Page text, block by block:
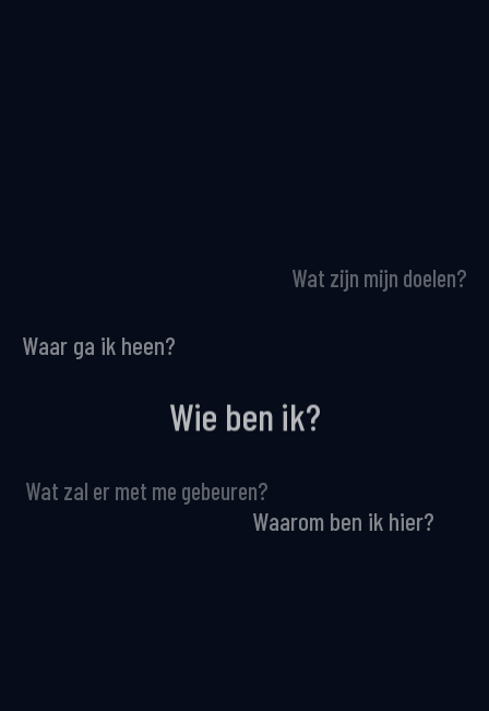
Wie ben ik?
Waar ga ik heen?
Waarom ben ik hier?
Wat zijn mijn doelen?
Wat zal er met me gebeuren?